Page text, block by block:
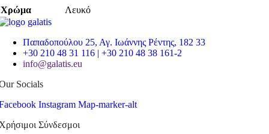
Χρώμα Λευκό
Παπαδοπούλου 25, Αγ. Ιωάννης Ρέντης, 182 33
+30 210 48 31 116 | +30 210 48 38 161-2
info@galatis.eu
Socials
Instagram Map-marker-alt
Σύνδεσμοι